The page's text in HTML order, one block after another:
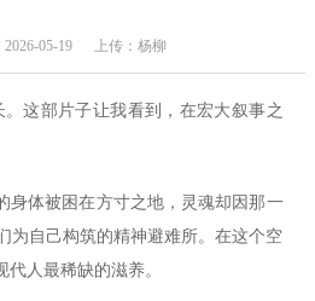
05-19 上传：杨柳
这部片子让我看到，在宏大叙事之
身体被困在方寸之地，灵魂却因那一
为自己构筑的精神避难所。在这个空
人最稀缺的滋养。